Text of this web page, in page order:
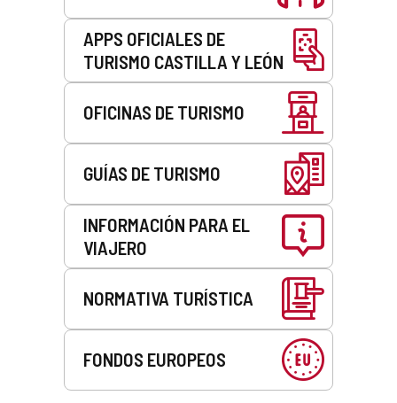
APPS OFICIALES DE
TURISMO CASTILLA Y LEÓN
OFICINAS DE TURISMO
GUÍAS DE TURISMO
INFORMACIÓN PARA EL
VIAJERO
NORMATIVA TURÍSTICA
FONDOS EUROPEOS